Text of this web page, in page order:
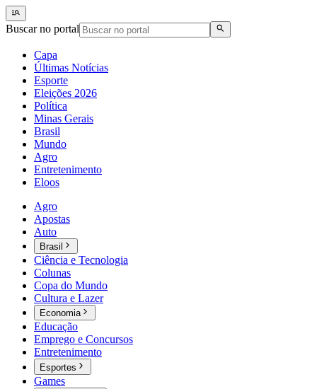
Buscar no portal
Capa
Últimas Notícias
Esporte
Eleições 2026
Política
Minas Gerais
Brasil
Mundo
Agro
Entretenimento
Eloos
Agro
Apostas
Auto
Brasil
Ciência e Tecnologia
Colunas
Copa do Mundo
Cultura e Lazer
Economia
Educação
Emprego e Concursos
Entretenimento
Esportes
Games